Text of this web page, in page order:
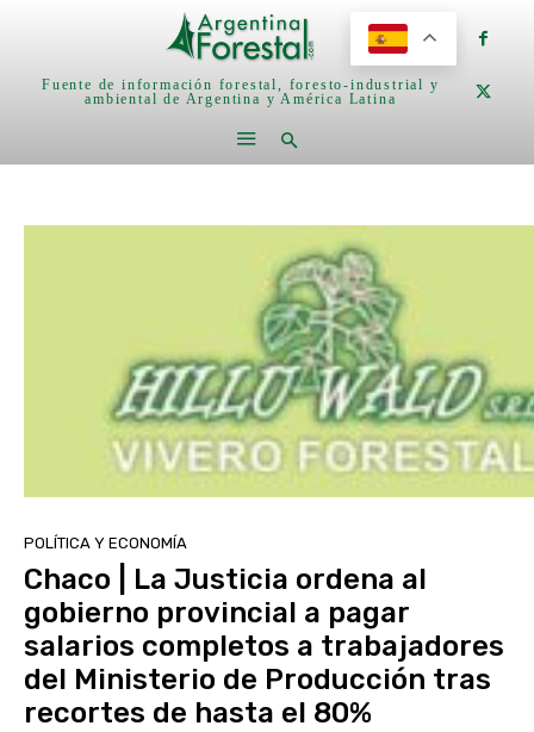
Fuente de información forestal, foresto-industrial y
ambiental de Argentina y América Latina
POLÍTICA Y ECONOMÍA
Chaco | La Justicia ordena al
gobierno provincial a pagar
salarios completos a trabajadores
del Ministerio de Producción tras
recortes de hasta el 80%